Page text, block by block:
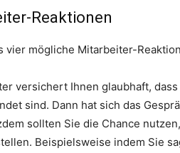
Reaktionen
vier mögliche Mitarbeiter-
versichert Ihnen glaubhaft, dass
sind. Dann hat sich das
sollten Sie die Chance
Beispielsweise indem Sie